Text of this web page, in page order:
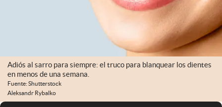
Adiós al sarro para siempre: el truco para blanquear los dientes
en menos de una semana.
Fuente: Shutterstock
Aleksandr Rybalko